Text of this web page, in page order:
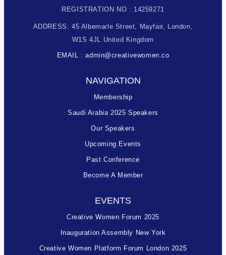
REGISTRATION NO : 14259271
ADDRESS: 45 Albemarle Street, Mayfair, London,
W1S 4JL United Kingdom
EMAIL : admin@creativewomen.co
NAVIGATION
Membership
Saudi Arabia 2025 Speakers
Our Speakers
Upcoming Events
Past Conference
Become A Member
EVENTS
Creative Women Forum 2025
Inauguration Assembly New York
Creative Women Platform Forum London 2025